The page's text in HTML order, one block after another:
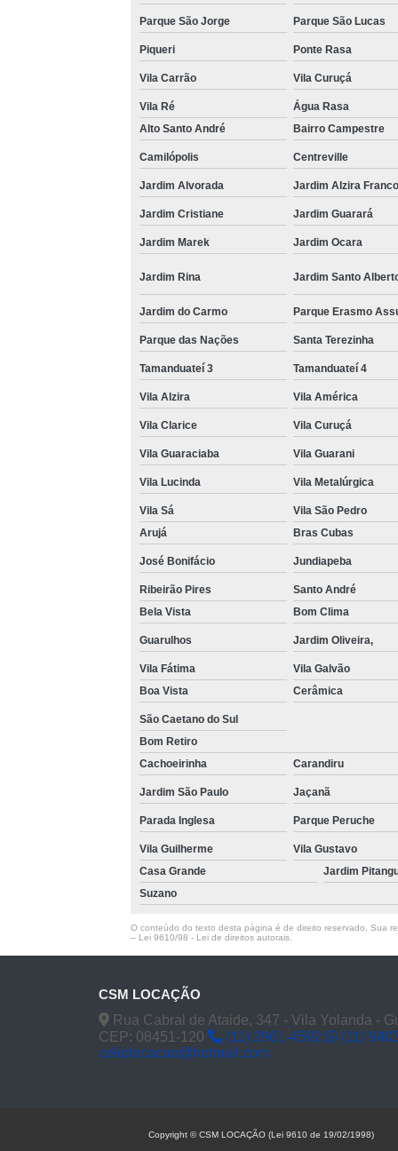
Parque São Jorge Parque São Lucas
Piqueri Ponte Rasa
Vila Carrão Vila Curuçá
Vila Ré
Água Rasa
Alto Santo André
Bairro Campestre
Camilópolis Centreville
Jardim Alvorada Jardim Alzira Franco
Jardim Cristiane Jardim Guarará
Jardim Marek Jardim Ocara
Jardim Rina Jardim Santo
Jardim do Carmo Parque Erasmo
Parque das Nações Santa Terezinha
Tamanduateí 3 Tamanduateí 4
Vila Alzira Vila América
Vila Clarice Vila Curuçá
Vila Guaraciaba Vila Guarani
Vila Lucinda Vila Metalúrgica
Vila Sá Vila São Pedro
Arujá
Bras Cubas
José Bonifácio Jundiapeba
Ribeirão Pires Santo André
Bela Vista
Bom Clima
Guarulhos Jardim Oliveira,
Vila Fátima
Vila Galvão
Boa Vista
Cerâmica
São Caetano do Sul
Bom Retiro
Cachoeirinha
Carandiru
Jardim São Paulo Jaçanã
Parada Inglesa Parque Peruche
Vila Guilherme Vila Gustavo
Casa Grande
Jardim
Suzano
O conteúdo do texto desta página é de direito reservado. Sua
– Lei 9610/98 - Lei de direitos autorais.
CSM LOCAÇÃO
Rua Cabral de Ataide, 347 - Vila Yolanda -
CEP: 08451-120
(11) 2961-4592
(11)
celiolocacao@hotmail.com
Copyright © CSM LOCAÇÃO (Lei 9610 de 19/02/1998)